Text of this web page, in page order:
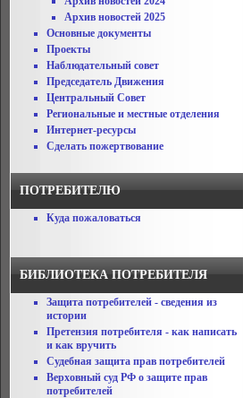
Архив новостей 2025
Основные документы
Проекты
Наблюдательный совет
Председатель Движения
Центральный Совет
Региональные и местные отделения
Интернет-ресурсы
Сделать пожертвование
ПОТРЕБИТЕЛЮ
Куда пожаловаться
БИБЛИОТЕКА ПОТРЕБИТЕЛЯ
Защита потребителей - сведения из
истории
Претензия потребителя - как написать
и как вручить
Судебная защита прав потребителей
Верховный суд РФ о защите прав
потребителей